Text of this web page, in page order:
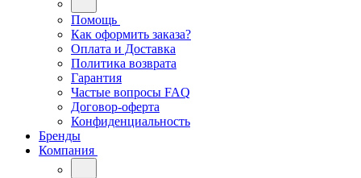
Помощь
Как оформить заказа?
Оплата и Доставка
Политика возврата
Гарантия
Частые вопросы FAQ
Договор-оферта
Конфиденциальность
Бренды
Компания